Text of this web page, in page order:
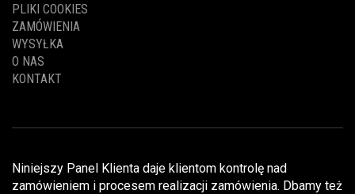
PLIKI COOKIES
ZAMÓWIENIA
WYSYŁKA
O NAS
KONTAKT
Niniejszy Panel Klienta daje klientom kontrolę nad
zamówieniem i procesem realizacji zamówienia. Dbamy też